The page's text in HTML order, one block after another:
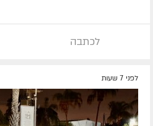
לכתבה
לפני 7 שעות